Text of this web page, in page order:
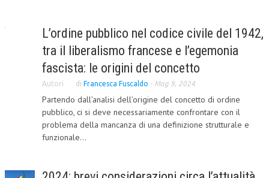
RISORSE UMANE
MARKETING
TREASURY IN FINANCIAL SERVICES
RISK MANAGEMENT
SVILUPPO SOSTENIBILE
L’ordine pubblico nel codice civile del 1942,
tra il liberalismo francese e l’egemonia
fascista: le origini del concetto
Autori di Francesca Fuscaldo - Mag 9, 2024
Partendo dall’analisi dell’origine del concetto di ordine
pubblico, ci si deve necessariamente confrontare con il
problema della mancanza di una definizione strutturale e
funzionale...